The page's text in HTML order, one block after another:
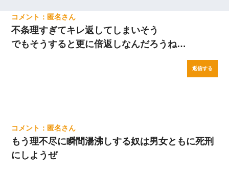
匿名
不条理すぎてキレ返してしまいそう
でもそうすると更に倍返しなんだろうね…
返信する
匿名
もう理不尽に瞬間湯沸しする奴は男女ともに死刑
にしようぜ